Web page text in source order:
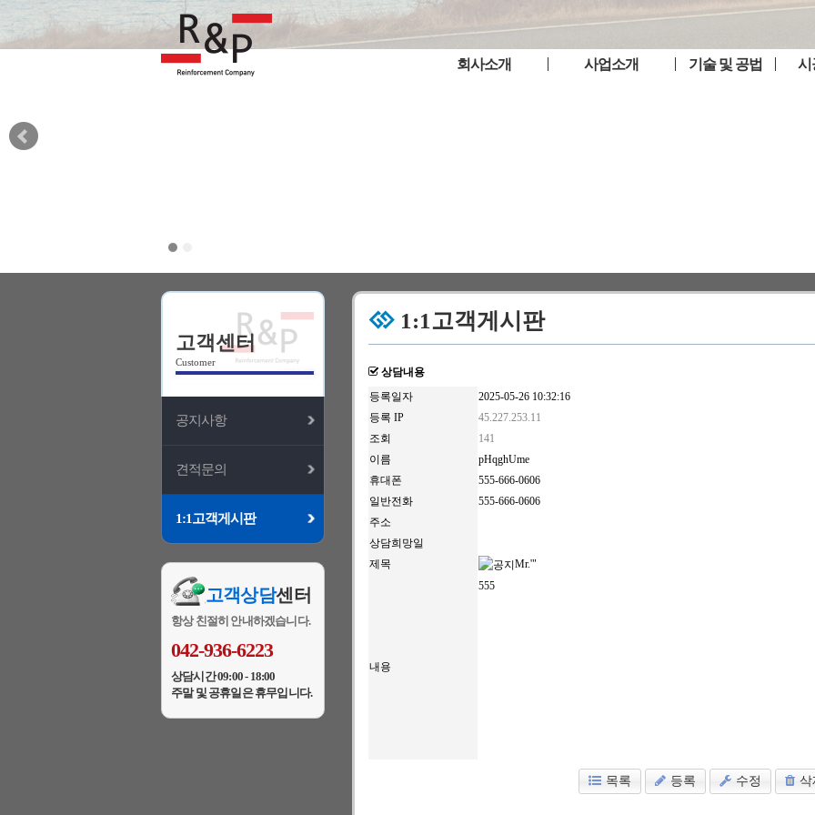
회사소개 사업소개 기술 및 공법 시
고객센터
Customer
공지사항
견적문의
1:1고객게시판
고객상담센터
항상 친절히 안내하겠습니다.
042-936-6223
상담시간 09:00 - 18:00
주말 및 공휴일은 휴무입니다.
1:1고객게시판
상담내용
등록일자
2025-05-26 10:32:16
등록 IP
45.227.253.11
조회
141
이름
pHqghUme
휴대폰
555-666-0606
일반전화
555-666-0606
주소
상담희망일
제목
Mr.'"
내용
555
목록 등록 수정 삭